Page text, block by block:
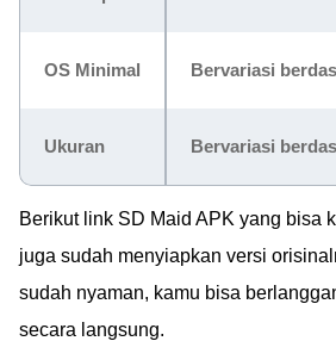
OS Minimal Bervariasi
Ukuran Bervariasi
Berikut link SD Maid APK yang bisa
juga sudah menyiapkan versi
sudah nyaman, kamu bisa
secara langsung.